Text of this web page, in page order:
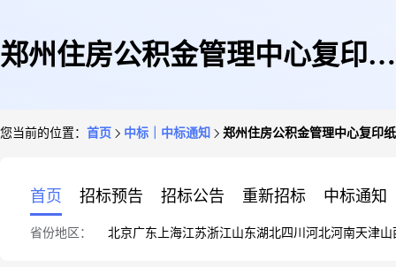
郑州住房公积金管理中心复印纸
您当前的位置： 首页 中标｜中标通知 郑州住房公积金管理中心复印
首页 招标预告 招标公告 重新招标 中标通知
省份地区： 北京广东 上海江苏浙江山东湖北四川 河北河南天津山